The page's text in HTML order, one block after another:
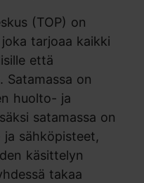
(TOP) on
tarjoaa kaikki
että
Satamassa on
huolto- ja
satamassa on
ja sähköpisteet,
käsittelyn
takaa